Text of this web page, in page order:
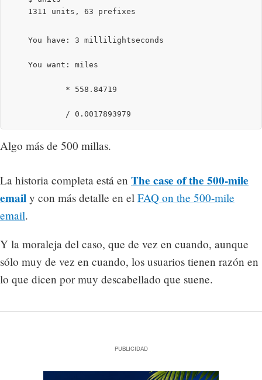
    1311 units, 63 prefixes
    You have: 3 millilightseconds
    You want: miles
            * 558.84719
            / 0.0017893979
Algo más de 500 millas.
La historia completa está en The case of the 500-mile
email y con más detalle en el FAQ on the 500-mile
email.
Y la moraleja del caso, que de vez en cuando, aunque
sólo muy de vez en cuando, los usuarios tienen razón en
lo que dicen por muy descabellado que suene.
PUBLICIDAD